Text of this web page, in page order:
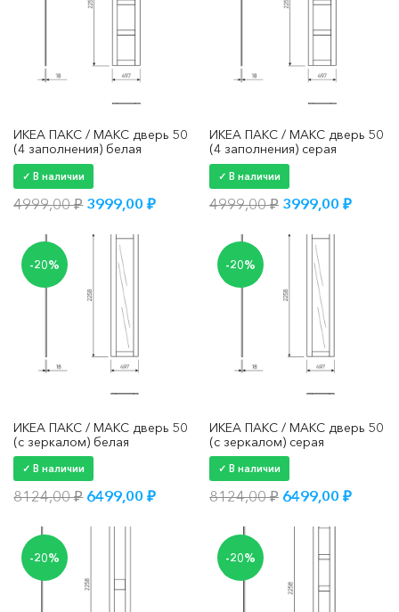
ИКЕА ПАКС / МАКС дверь 50
(4 заполнения) белая
✓ В наличии
4999,00₽ Первоначальная
составляла
4999,00 ₽.
3999,00₽Текущая
3999,00 ₽.
ИКЕА ПАКС / МАКС дверь 50
(4 заполнения) серая
✓ В наличии
4999,00₽
составляла
4999,00 ₽.
3999,00₽
-20%
ИКЕА ПАКС / МАКС дверь 50
(с зеркалом) белая
✓ В наличии
8124,00₽ Первоначальная
6499,00₽Текущая
6499,00 ₽.
-20%
ИКЕА ПАКС / МАКС дверь 50
(с зеркалом) серая
✓ В наличии
8124,00₽
8124,00 ₽.
6499,00₽
-20% -20%